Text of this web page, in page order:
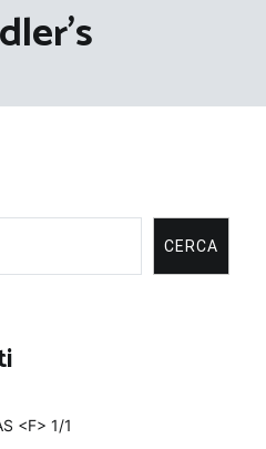
CERCA
<F> 1/1